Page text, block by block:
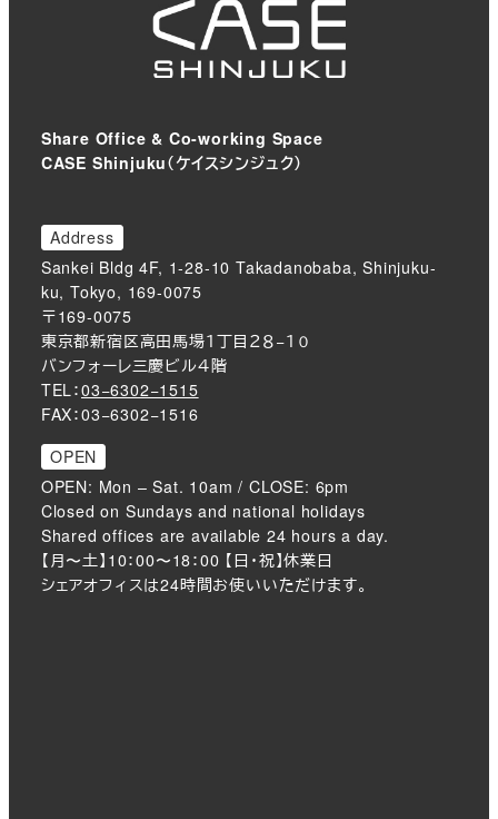
Share Office & Co-working Space
CASE Shinjuku（ケイスシンジュク）
Address
Sankei Bldg 4F, 1-28-10 Takadanobaba, Shinjuku-
ku, Tokyo, 169-0075
〒169-0075
東京都新宿区高田馬場１丁目２８−１０
バンフォーレ三慶ビル４階
TEL：03−6302−1515
FAX：03−6302−1516
OPEN
OPEN: Mon – Sat. 10am / CLOSE: 6pm
Closed on Sundays and national holidays
Shared offices are available 24 hours a day.
【月〜土】10：00〜18：00 【日・祝】休業日
シェアオフィスは24時間お使いいただけます。